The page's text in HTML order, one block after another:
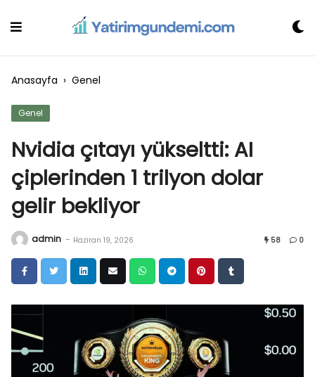
Anasayfa › Genel
Genel
Nvidia çıtayı yükseltti: AI
çiplerinden 1 trilyon dolar
gelir bekliyor
admin - Haziran 19, 2026 58 0